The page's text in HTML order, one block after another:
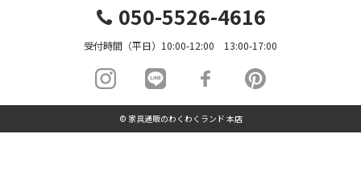
050-5526-4616
受付時間（平日）10:00-12:00 13:00-17:00
© 家具通販のわくわくランド 本店